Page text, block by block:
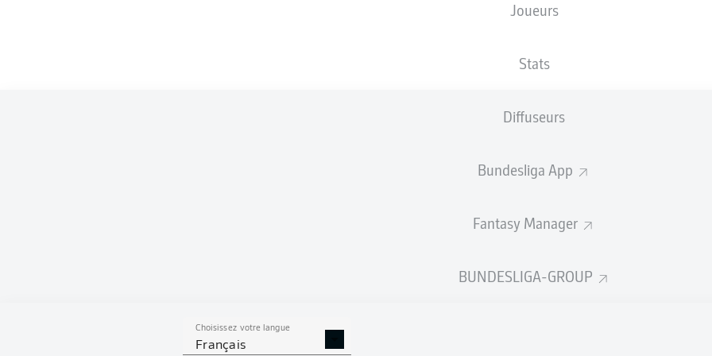
Joueurs
Stats
Diffuseurs
Bundesliga App
Fantasy Manager
BUNDESLIGA-GROUP
Choisissez votre langue
Français
XBUTS